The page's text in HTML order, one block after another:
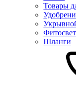
Товары
Шланги